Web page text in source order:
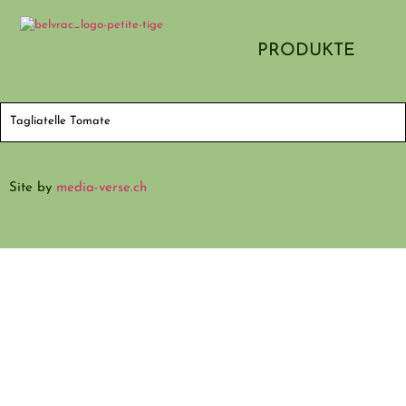
PRODUKTE
Tagliatelle Tomate
Site by media-verse.ch